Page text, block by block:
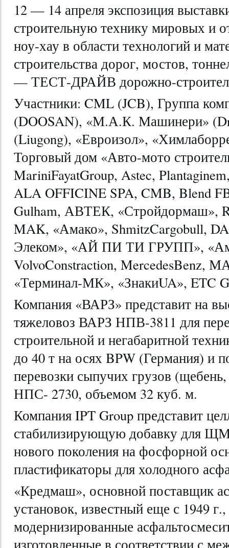
12 — 14 апреля экспозиция
строительную технику мировых и
ноу-хау в области технологий и
строительства дорог, мостов,
— ТЕСТ-ДРАЙВ дорожно-
Участники: CML (JCB), Группа
(DOOSAN), «М.А.К. Машинери»
(Liugong), «Евроизол»,
Торговый дом «Авто-мото
MariniFayatGroup, Astec,
ALA OFFICINE SPA, CMB, Blend
Gulham, АВТЕК, «Стройдормаш»,
MAK, «Амако», ShmitzCargobull,
Элеком», «АЙ ПИ ТИ ГРУПП»,
VolvoConstraction, MercedesBenz,
«Терминал-МК», «ЗнакиUA», ETC
Компания «ВАРЗ» представит на
тяжеловоз ВАРЗ НПВ-3811 для
строительной и негабаритной
до 40 т на осях BPW (Германия) и
перевозки сыпучих грузов
НПС- 2730, объемом 32 куб. м.
Компания IPT Group представит
стабилизирующую добавку для
нового поколения на фосфорной
пластификаторы для холодного
«Кредмаш», основной поставщик
установок, известный еще с 1949
модернизированные
изготовленные в соответствии с